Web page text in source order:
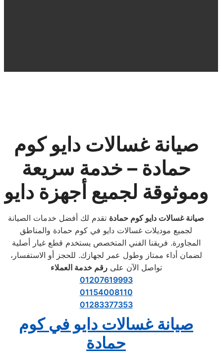
صيانة غسالات دايو كوم
حمادة – خدمة سريعة
وموثوقة لجميع أجهزة دايو
صيانة غسالات دايو كوم حمادة تقدم لك أفضل خدمات الصيانة
لجميع موديلات غسالات دايو في كوم حمادة والمناطق
المجاورة. فريقنا الفني المتخصص يستخدم قطع غيار أصلية
لضمان أداء ممتاز وطول عمر لجهازك. للحجز أو الاستفسار،
تواصل الآن علىرقم خدمة العملاء
01207619993
01154008110
01283377353
صيانة غسالات دايو في كوم
حمادة